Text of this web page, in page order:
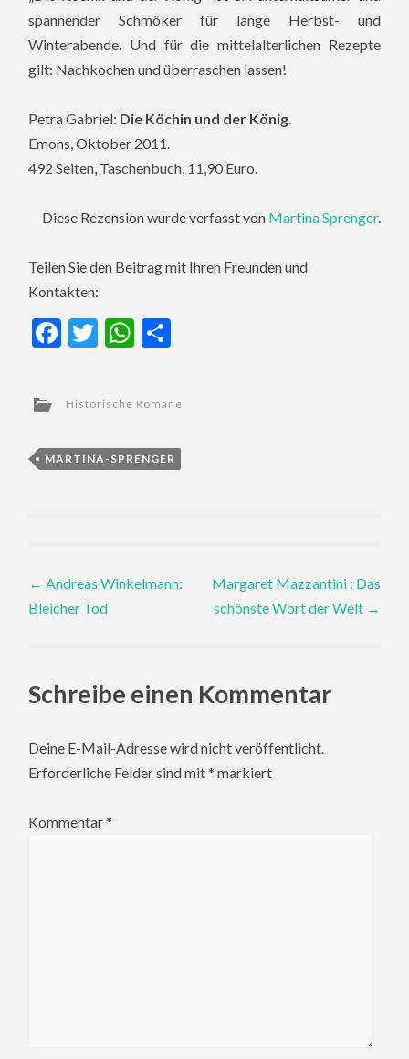
spannender Schmöker für lange Herbst- und
Winterabende. Und für die mittelalterlichen Rezepte
gilt: Nachkochen und überraschen lassen!
Petra Gabriel: Die Köchin und der König.
Emons, Oktober 2011.
492 Seiten, Taschenbuch, 11,90 Euro.
Diese Rezension wurde verfasst von Martina Sprenger.
Teilen Sie den Beitrag mit Ihren Freunden und
Kontakten:
Facebook
TwitterWhatsApp
Historische Romane
MARTINA-SPRENGER
Post
← Andreas Winkelmann:
Bleicher Tod
Margaret Mazzantini : Das
schönste Wort der Welt →
Schreibe einen Kommentar
Deine E-Mail-Adresse wird nicht veröffentlicht.
Erforderliche Felder sind mit* markiert
Kommentar*